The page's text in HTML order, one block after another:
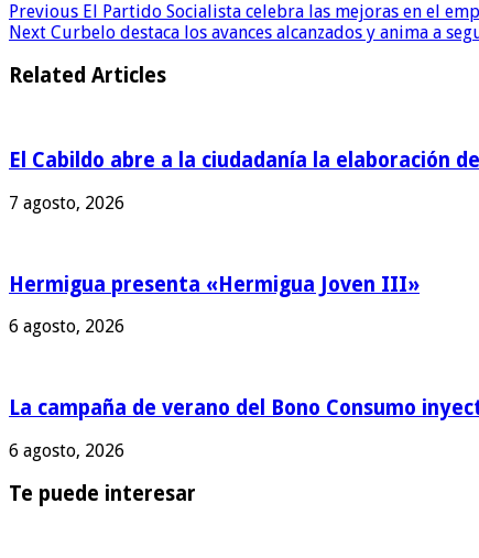
Previous El Partido Socialista celebra las mejoras en el
Next Curbelo destaca los avances alcanzados y anima a
Related Articles
El Cabildo abre a la ciudadanía la elaboración
7 agosto, 2026
Hermigua presenta «Hermigua Joven III»
6 agosto, 2026
La campaña de verano del Bono Consumo
6 agosto, 2026
Te puede interesar